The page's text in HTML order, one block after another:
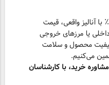
اگر به دنبال خرید کلسیم کلراید 96٪ با آنالیز واقعی، قیمت
یا مرزهای خروجی
محصول و سلامت
می‌کنیم.
خرید، با کارشناسان